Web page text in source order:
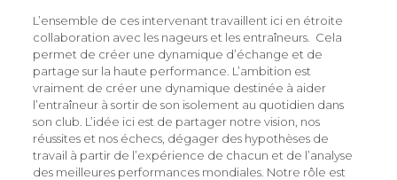
L’ensemble de ces intervenant travaillent ici en étroite
collaboration avec les nageurs et les entraîneurs. Cela
permet de créer une dynamique d’échange et de
partage sur la haute performance. L’ambition est
vraiment de créer une dynamique destinée à aider
l’entraîneur à sortir de son isolement au quotidien dans
son club. L’idée ici est de partager notre vision, nos
réussites et nos échecs, dégager des hypothèses de
travail à partir de l’expérience de chacun et de l’analyse
des meilleures performances mondiales. Notre rôle est